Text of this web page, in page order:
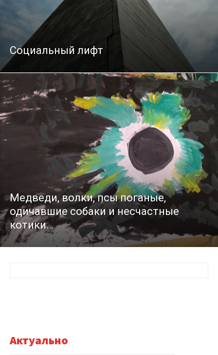
Социальный лифт
Медведи, волки, псы поганые,
одичавшие собаки и несчастные
котики…
Актуально